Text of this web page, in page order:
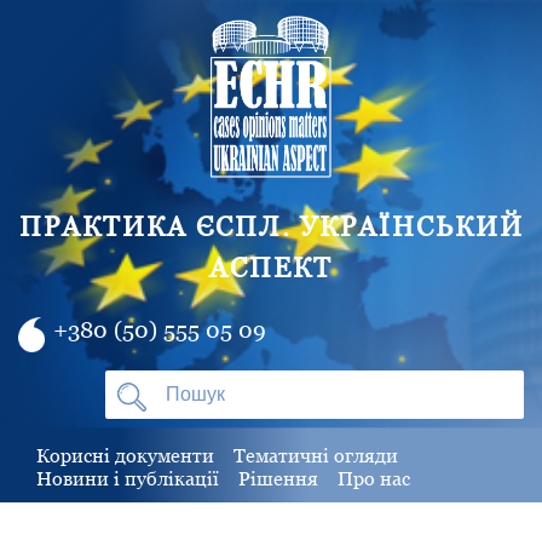
ПРАКТИКА ЄСПЛ. УКРАЇНСЬКИЙ
АСПЕКТ
+380 (50) 555 05 09
Корисні документи
Тематичні огляди
Новини і публікації
Рішення Про нас